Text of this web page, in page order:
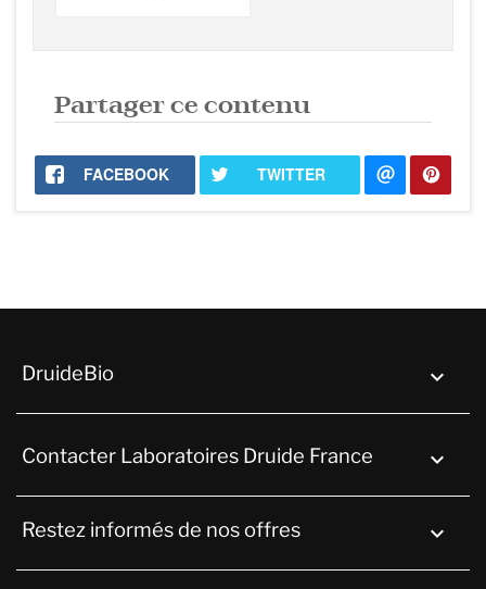
Partager ce contenu
FACEBOOK TWITTER
DruideBio 
Contacter Laboratoires Druide France keyboard_arrow_down
Restez informés de nos offres 